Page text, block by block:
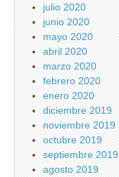
julio 2020
junio 2020
mayo 2020
abril 2020
marzo 2020
febrero 2020
enero 2020
diciembre 2019
noviembre 2019
octubre 2019
septiembre 2019
agosto 2019